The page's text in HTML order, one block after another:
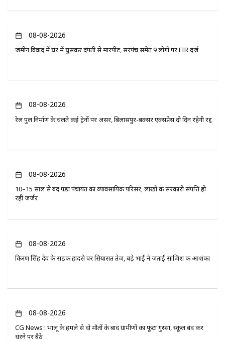
08-08-2026
जमीन विवाद में घर में घुसकर दंपती से मारपीट, सरपंच समेत 9 लोगों पर FIR दर्ज
08-08-2026
रेल पुल निर्माण के चलते कई ट्रेनों पर असर, बिलासपुर-बक्सर एक्सप्रेस दो दिन रहेगी रद्द
08-08-2026
10–15 साल से बंद पड़ा पंचायत का व्यावसायिक परिसर, लाखों की सरकारी संपत्ति हो
रही जर्जर
08-08-2026
किरण सिंह देव के सड़क हादसे पर सियासत तेज, बड़े भाई ने जताई साजिश की आशंका
08-08-2026
CG News : भालू के हमले से दो मौतों के बाद ग्रामीणों का फूटा गुस्सा, स्कूल बंद कर
धरने पर बैठे